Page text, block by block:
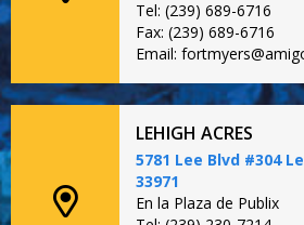
Tel: (239) 689-6716
Fax: (239) 689-6716
Email:
LEHIGH ACRES
5781 Lee Blvd #304
33971
En la Plaza de Publix